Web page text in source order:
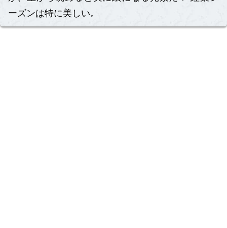
ーズンは特に美しい。